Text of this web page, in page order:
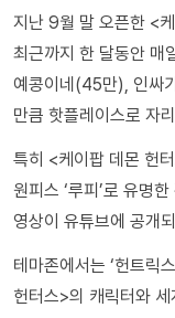
지난 9월 말 오픈한 <
최근까지 한 달동안 매
예콩이네(45만), 인싸
만큼 핫플레이스로 자
특히 <케이팝 데몬 헌
원피스 ‘루피’로 유명
영상이 유튜브에 공개
테마존에서는 ‘헌트릭
헌터스>의 캐릭터와